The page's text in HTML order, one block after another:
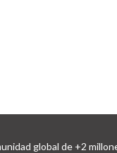
global de +2